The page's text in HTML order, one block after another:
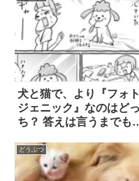
犬と猫で、より『フォト
ジェニック』なのはどっ
ち？ 答えは言うまでも
どうぶつ